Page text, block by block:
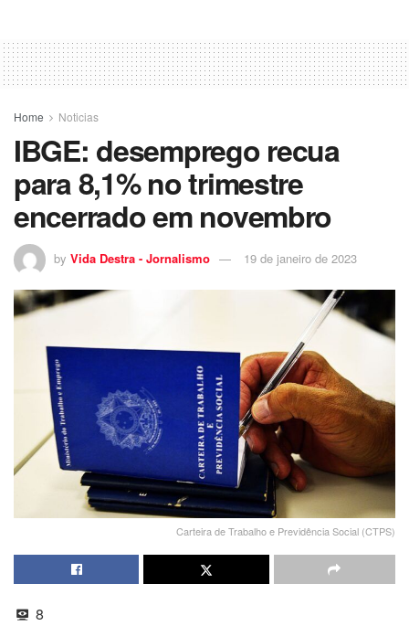
Home Noticias
IBGE: desemprego recua
para 8,1% no trimestre
encerrado em novembro
by Vida Destra - Jornalismo 19 de janeiro de 2023
Carteira de Trabalho e Previdência Social (CTPS)
8